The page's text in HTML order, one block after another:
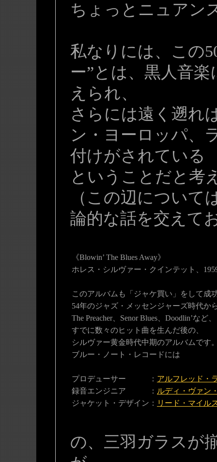
ちょっとニュアン
私なりには、この
ー”とは、黒人音
えられ、
さらには遠く遡れ
ン・ヨーロッパ、
付けがされている
ということだと考
（この辺について
論的な話を交えて
《Blowin’ The Blues Away》
ホレス・シルヴァー・クインテット、
このアルバムも「ジャケ買い」をして成
54年のジャズ・メッセンジャーズ時代か
The Preacher、Senor Blues、Doodlin’など、
すでに数々のヒット曲を生んだ後の、
シルヴァー黄金時代中期のアルバムです
ブルー・ノート・レコードには
プロデューサー ： アルフレッド・
録音エンジニア ： ルディ・ヴァン
ジャケット・デザイン： リード・マイル
の、三羽ガラスが